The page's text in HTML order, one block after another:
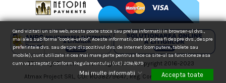
EDA si byEDA sunt marci inregistrate © Copyright 2016-2023
Atmax Project SRL, CUI: RO38279647, Reg. Com. J40/16552/2017
Cand vizitati un site web, acesta poate stoca sau prelua informatii in browser-ul dvs.,
mai ales sub forma "cookie-urilor". Aceste informatii, care ar putea fi despre dvs., despre
preferintele dvs. sau despre dispozitivul dvs. de internet (computere, tablete sau
mobile), sunt utilizate in cea mai mare parte pentru a face ca site-ul sa functioneze asa
cum va asteptati. Conform Regulamentului (UE) 2016/679
Mai multe informatii Accepta toate